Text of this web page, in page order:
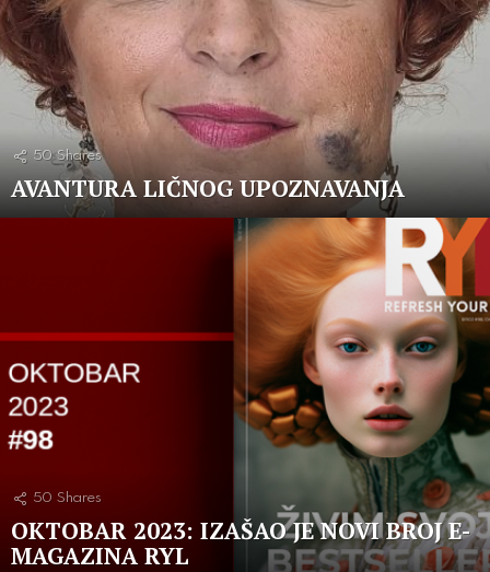
50 Shares
AVANTURA LIČNOG UPOZNAVANJA
50 Shares
OKTOBAR 2023: IZAŠAO JE NOVI BROJ E-
MAGAZINA RYL